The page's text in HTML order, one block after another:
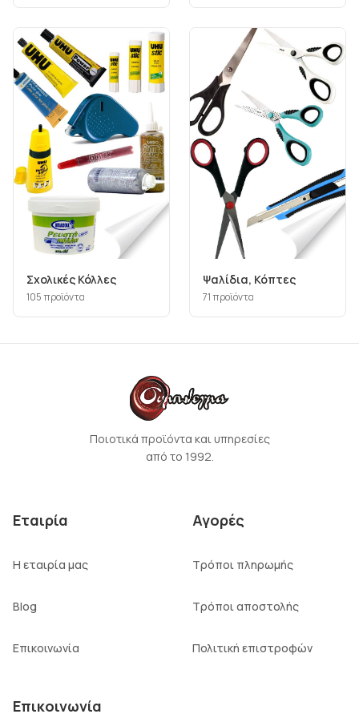
Σχολικές Κόλλες
105προϊόντα
Ψαλίδια, Κόπτες
71προϊόντα
Ποιοτικά προϊόντα και υπηρεσίες
από το 1992.
Εταιρία
Η εταιρία μας
Blog
Επικοινωνία
Αγορές
Τρόποι πληρωμής
Τρόποι αποστολής
Πολιτική επιστροφών
Επικοινωνία